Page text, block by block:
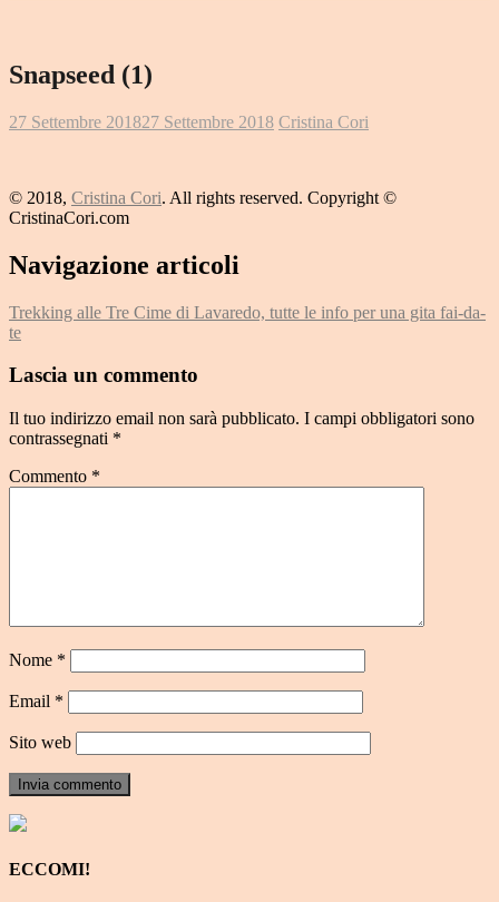
Snapseed (1)
27 Settembre 201827 Settembre 2018 Cristina Cori
© 2018, Cristina Cori. All rights reserved. Copyright ©
CristinaCori.com
Navigazione articoli
Trekking alle Tre Cime di Lavaredo, tutte le info per una gita fai-da-
te
Lascia un commento
Il tuo indirizzo email non sarà pubblicato. I campi obbligatori sono
contrassegnati *
Commento *
Nome *
Email *
Sito web
ECCOMI!